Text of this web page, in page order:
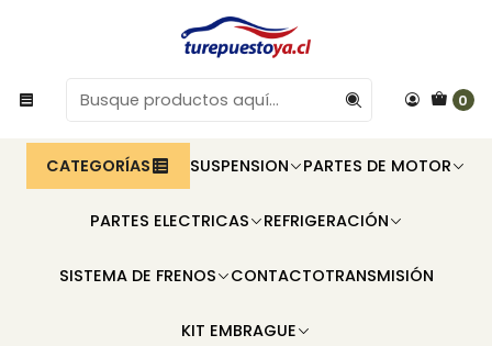
0
CATEGORÍAS SUSPENSION PARTES DE MOTOR
PARTES ELECTRICAS REFRIGERACIÓN
SISTEMA DE FRENOS CONTACTOTRANSMISIÓN
KIT EMBRAGUE